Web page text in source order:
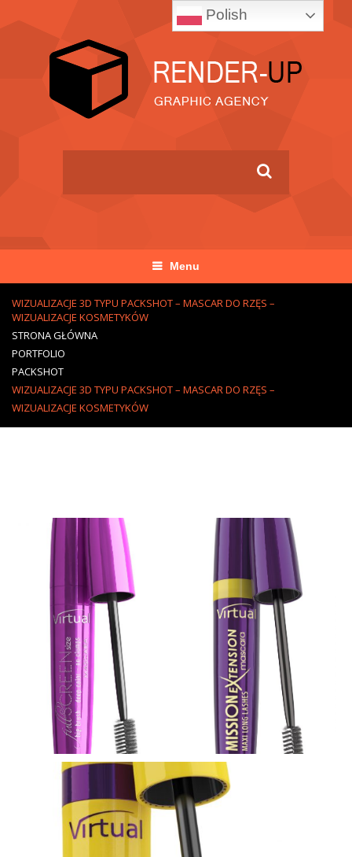
Menu
WIZUALIZACJE 3D TYPU PACKSHOT – MASCAR DO RZĘS –
WIZUALIZACJE KOSMETYKÓW
STRONA GŁÓWNA
PORTFOLIO
PACKSHOT
WIZUALIZACJE 3D TYPU PACKSHOT – MASCAR DO RZĘS –
WIZUALIZACJE KOSMETYKÓW
Polish